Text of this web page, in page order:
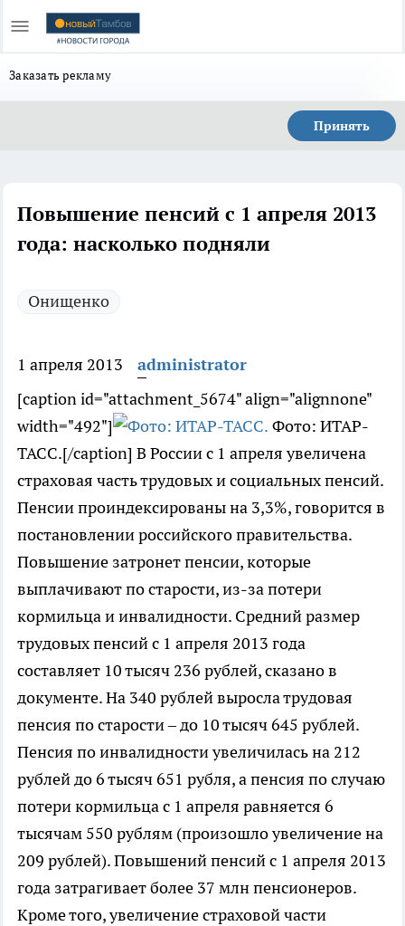
Заказать рекламу
Принять
Повышение пенсий с 1 апреля 2013
года: насколько подняли
Онищенко
1 апреля 2013
administrator
[caption id="attachment_5674" align="alignnone"
width="492"]
Фото: ИТАР-
ТАСС.[/caption] В России с 1 апреля увеличена
страховая часть трудовых и социальных пенсий.
Пенсии проиндексированы на 3,3%, говорится в
постановлении российского правительства.
Повышение затронет пенсии, которые
выплачивают по старости, из-за потери
кормильца и инвалидности. Средний размер
трудовых пенсий с 1 апреля 2013 года
составляет 10 тысяч 236 рублей, сказано в
документе. На 340 рублей выросла трудовая
пенсия по старости – до 10 тысяч 645 рублей.
Пенсия по инвалидности увеличилась на 212
рублей до 6 тысяч 651 рубля, а пенсия по случаю
потери кормильца с 1 апреля равняется 6
тысячам 550 рублям (произошло увеличение на
209 рублей). Повышений пенсий с 1 апреля 2013
года затрагивает более 37 млн пенсионеров.
Кроме того, увеличение страховой части